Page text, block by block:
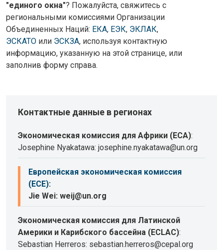
"единого окна"? Пожалуйста, свяжитесь с
региональными комиссиями Организации
Объединенных Наций: ЕКА, ЕЭК, ЭКЛАК,
ЭСКАТО или ЭСКЗА, используя контактную
информацию, указанную на этой странице, или
заполнив форму справа.
Контактные данные в регионах
Экономическая комиссия для Африки (ECA):
Josephine Nyakatawa: josephine.nyakatawa@un.org
Европейская экономическая комиссия
(ECE):
Jie Wei: weij@un.org
Экономическая комиссия для Латинской
Америки и Карибского бассейна (ECLAC):
Sebastian Herreros: sebastian.herreros@cepal.org